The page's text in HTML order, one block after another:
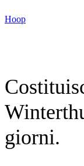
al
Hoop
giorni.